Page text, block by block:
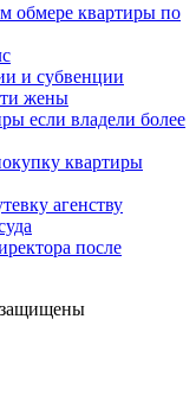
обмере квартиры по
и субвенции
жены
если владели более
квартиры
агенству
после